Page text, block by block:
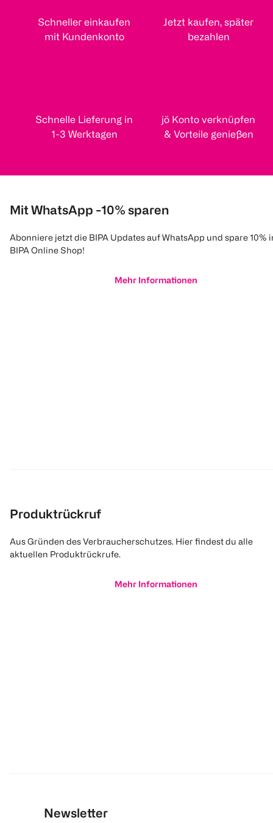
Schneller einkaufen
mit Kundenkonto
Jetzt kaufen, später
bezahlen
Schnelle Lieferung in
1-3 Werktagen
jö Konto verknüpfen
& Vorteile genießen
Mit WhatsApp -10% sparen
Abonniere jetzt die BIPA Updates auf WhatsApp und spare 10%
BIPA Online Shop!
Mehr Informationen
Produktrückruf
Aus Gründen des Verbraucherschutzes. Hier findest du alle
aktuellen Produktrückrufe.
Mehr Informationen
Newsletter